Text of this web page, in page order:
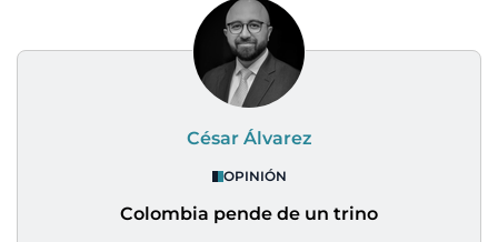
César Álvarez
OPINIÓN
Colombia pende de un trino